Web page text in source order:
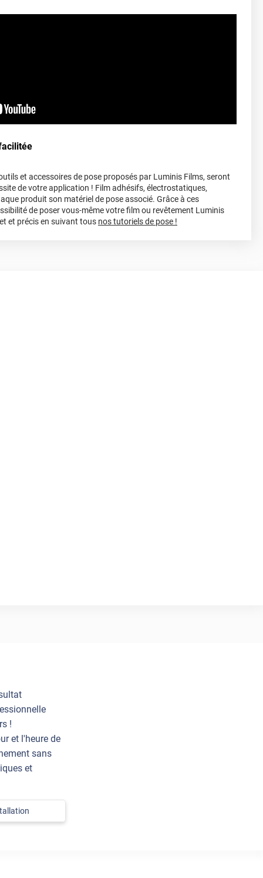
et accessoires de pose proposés par Luminis Films, seront
de votre application ! Film adhésifs, électrostatiques,
produit son matériel de pose associé. Grâce à ces
de poser vous-même votre film ou revêtement Luminis
et précis en suivant tous nos tutoriels de pose !
!
et l'heure de
sans
et